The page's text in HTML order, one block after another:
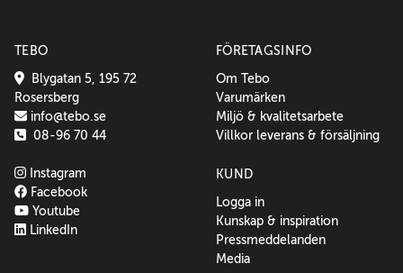
TEBO
Blygatan 5, 195 72
Rosersberg
info@tebo.se
08-96 70 44
Instagram
Facebook
Youtube
LinkedIn
FÖRETAGSINFO
Om Tebo
Varumärken
Miljö & kvalitetsarbete
Villkor leverans & försäljning
KUND
Logga in
Kunskap & inspiration
Pressmeddelanden
Media